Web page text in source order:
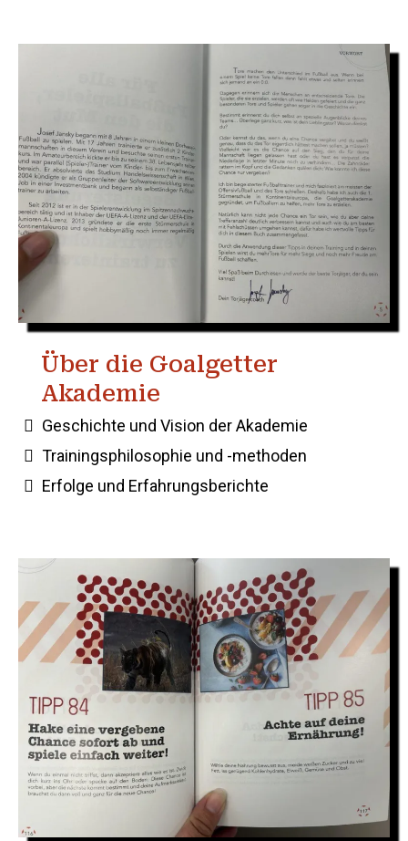
Über die Goalgetter
Akademie
Geschichte und Vision der Akademie
Trainingsphilosophie und -methoden
Erfolge und Erfahrungsberichte